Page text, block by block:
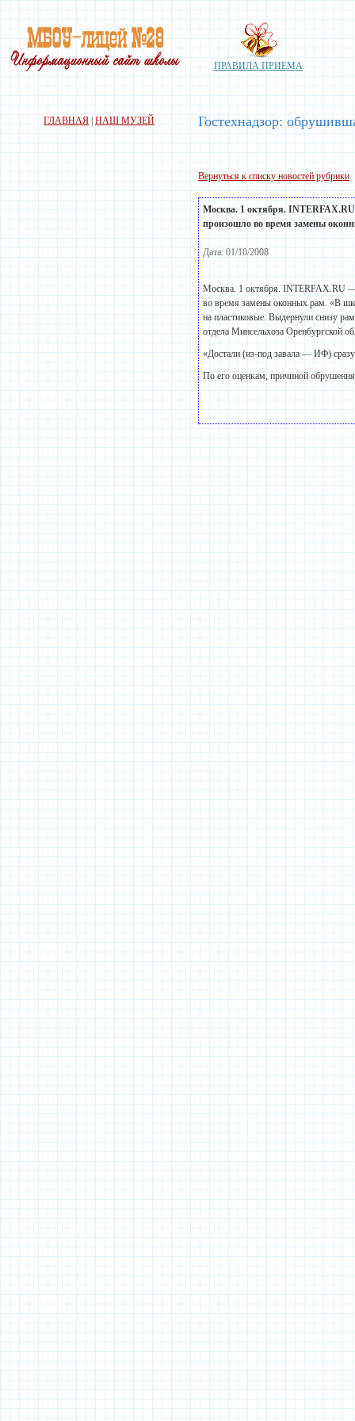
ПРАВИЛА ПРИЕМА
ГЛАВНАЯ НАШ МУЗЕЙ Гостехнадзор:
Вернуться к списку новостей рубрики
Москва. 1 октября.
произошло во время замены
Дата: 01/10/2008
Москва. 1 октября. INTERFAX.RU —
во время замены оконных рам. «В
на пластиковые. Выдернули снизу
отдела Минсельхоза Оренбургской
«Достали (из-под завала — ИФ)
По его оценкам, причиной обрушения